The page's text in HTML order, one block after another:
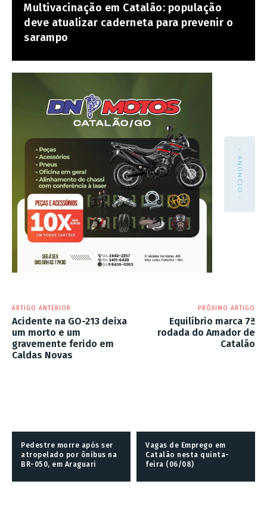
Multivacinação em Catalão: população
deve atualizar caderneta para prevenir o
sarampo
- ANÚNCIO -
ARTIGO ANTERIOR
Acidente na GO-213 deixa
um morto e um
gravemente ferido em
Caldas Novas
PRÓXIMO ARTIGO
Equilíbrio marca 7ª
rodada do Amador de
Catalão
Pedestre morre após ser
atropelado por ônibus na
BR-050, em Araguari
Vagas de Emprego em
Catalão nesta quinta-
feira (06/08)